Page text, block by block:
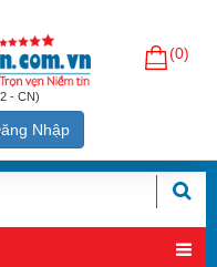
- CN)
(0)
Nhập